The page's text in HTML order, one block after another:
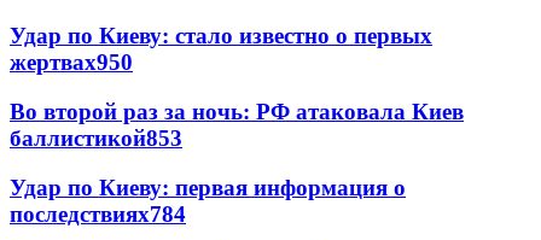
Удар по Киеву: стало известно о первых
жертвах950
Во второй раз за ночь: РФ атаковала Киев
баллистикой853
Удар по Киеву: первая информация о
последствиях784